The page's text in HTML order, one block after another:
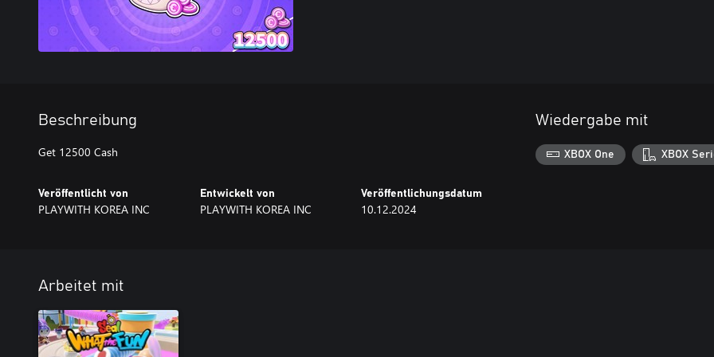
Beschreibung
Get 12500 Cash
Veröffentlicht von
PLAYWITH KOREA INC
Entwickelt von
PLAYWITH KOREA INC
Veröffentlichungsdatum
10.12.2024
Wiedergabe mit
XBOX One XBOX
Arbeitet mit